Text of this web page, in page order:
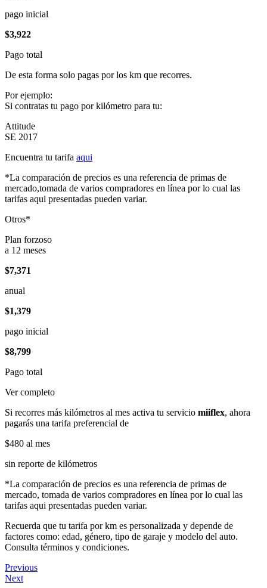
pago inicial
$3,922
Pago total
De esta forma solo pagas por los km que recorres.
Por ejemplo:
Si contratas tu pago por kilómetro para tu:
Attitude
SE 2017
Encuentra tu tarifa aqui
*La comparación de precios es una referencia de primas de
mercado,tomada de varios compradores en línea por lo cual las
tarifas aqui presentadas pueden variar.
Otros*
Plan forzoso
a 12 meses
$7,371
anual
$1,379
pago inicial
$8,799
Pago total
Ver completo
Si recorres más kilómetros al mes activa tu servicio miiflex, ahora
pagarás una tarifa preferencial de
$480 al mes
sin reporte de kilómetros
*La comparación de precios es una referencia de primas de
mercado, tomada de varios compradores en línea por lo cual las
tarifas aqui presentadas pueden variar.
Recuerda que tu tarifa por km es personalizada y depende de
factores como: edad, género, tipo de garaje y modelo del auto.
Consulta términos y condiciones.
Previous
Next